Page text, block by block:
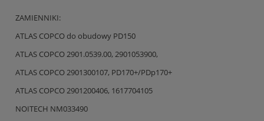
ZAMIENNIKI:
ATLAS COPCO do obudowy PD150
ATLAS COPCO 2901.0539.00, 2901053900,
ATLAS COPCO 2901300107, PD170+/PDp170+
ATLAS COPCO 2901200406, 1617704105
NOITECH NM033490